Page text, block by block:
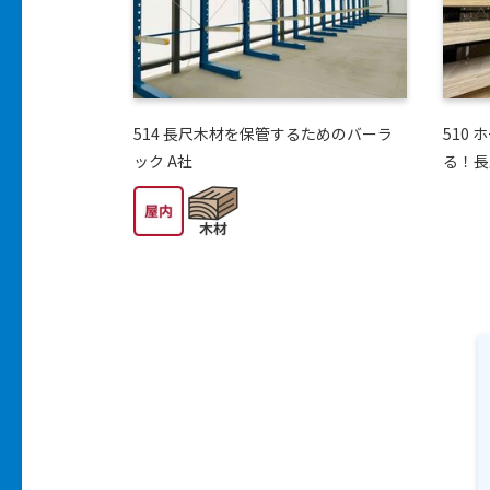
514 長尺木材を保管するためのバーラ
ック A社
510
る！